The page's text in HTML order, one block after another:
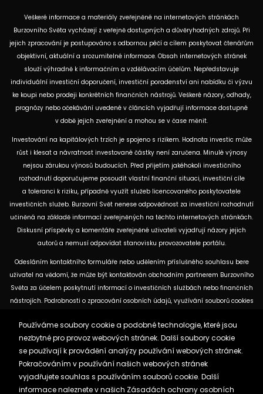
Veškeré informace a materiály zveřejněné na internetových stránkách
Burzovního Světa vycházejí z veřejně dostupných a důvěryhodných zdrojů. Při
jejich zpracování je postupováno s odbornou péčí a cílem poskytovat čtenářům
objektivní, aktuální a srozumitelné informace. Obsah internetových stránek
slouží výhradně k informačním a vzdělávacím účelům. Nepředstavuje
individuální investiční doporučení, investiční poradenství ani nabídku či výzvu
ke koupi nebo prodeji konkrétních finančních nástrojů. Veškeré názory, odhady,
prognózy nebo očekávání uvedené v článcích vyjadřují informace dostupné
v době jejich zveřejnění a mohou se v čase měnit.
Investování na kapitálových trzích je spojeno s rizikem. Hodnota investic může
růst i klesat a návratnost investované částky není zaručena. Minulé výnosy
nejsou zárukou výnosů budoucích. Před přijetím jakéhokoli investičního
rozhodnutí doporučujeme posoudit vlastní finanční situaci, investiční cíle
a toleranci k riziku, případně využít služeb licencovaného poskytovatele
investičních služeb. Burzovní Svět nenese odpovědnost za investiční rozhodnutí
učiněná na základě informací zveřejněných na těchto internetových stránkách.
Diskusní příspěvky a komentáře zveřejněné uživateli vyjadřují názory jejich
autorů a nemusí odpovídat stanovisku provozovatele portálu.
Odesláním kontaktního formuláře nebo udělením příslušného souhlasu bere
uživatel na vědomí, že může být kontaktován obchodním partnerem Burzovního
Světa za účelem poskytnutí informací o investičních službách nebo finančních
nástrojích. Podrobnosti o zpracování osobních údajů, využívání souborů cookies
dostupných na těchto internetových stránkách. U jednotlivých článků mohou
být uvedeny informace o použitých zdrojích, datu původní analýzy nebo datu,
ke kterému se vztahují uvedené tržní údaje.
Zásady ochrany osobních údajů a cookies
Používáme soubory cookie a podobné technologie, které jsou
nezbytné pro provoz webových stránek. Další soubory cookie
se používají k provádění analýzy používání webových stránek.
Pokračováním v používání našich webových stránek
vyjadřujete souhlas s používáním souborů cookie. Další
informace naleznete v našich Zásadách ochrany osobních